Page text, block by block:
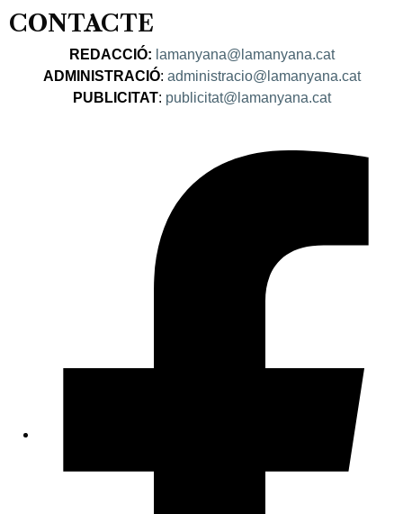
CONTACTE
REDACCIÓ: lamanyana@lamanyana.cat
ADMINISTRACIÓ: administracio@lamanyana.cat
PUBLICITAT: publicitat@lamanyana.cat